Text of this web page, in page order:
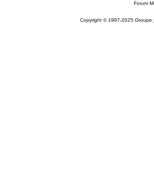
Forum
Copyright © 1997-2025 Groupe